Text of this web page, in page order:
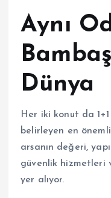
Aynı
Dünya
Her iki konut da
belirleyen en
arsanın değeri,
güvenlik hizmetleri
yer alıyor.